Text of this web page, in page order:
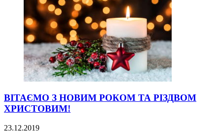
ВІТАЄМО З НОВИМ РОКОМ ТА РІЗДВОМ
ХРИСТОВИМ!
23.12.2019